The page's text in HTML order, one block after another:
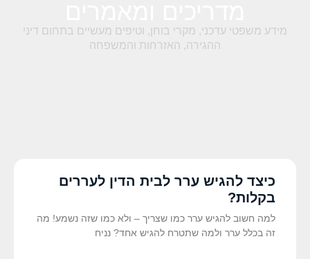
מידע משפטי עדכני, מקרי בוחן, וטיפים מעשיים בתחום דיני
ההגירה, האזרחות והמשפחה
כיצד להגיש ערר לבית הדין לעררים
בקלות?
למה חשוב להגיש ערר כמו שצריך – ולא כמו שזה נשמע! מה
זה בכלל ערר ולמה שתטרח להגיש אחד? נניח